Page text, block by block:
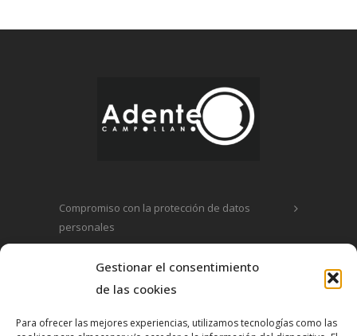
Gestionar el consentimiento
de las cookies
Para ofrecer las mejores experiencias, utilizamos tecnologías como las
Compromiso con la protección de datos
personales
Política de privacidad
Política de cookies